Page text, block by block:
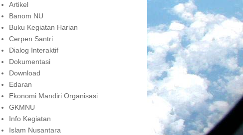
Artikel
Banom NU
Buku Kegiatan Harian
Cerpen Santri
Dialog Interaktif
Dokumentasi
Download
Edaran
Ekonomi Mandiri Organisasi
GKMNU
Info Kegiatan
Islam Nusantara